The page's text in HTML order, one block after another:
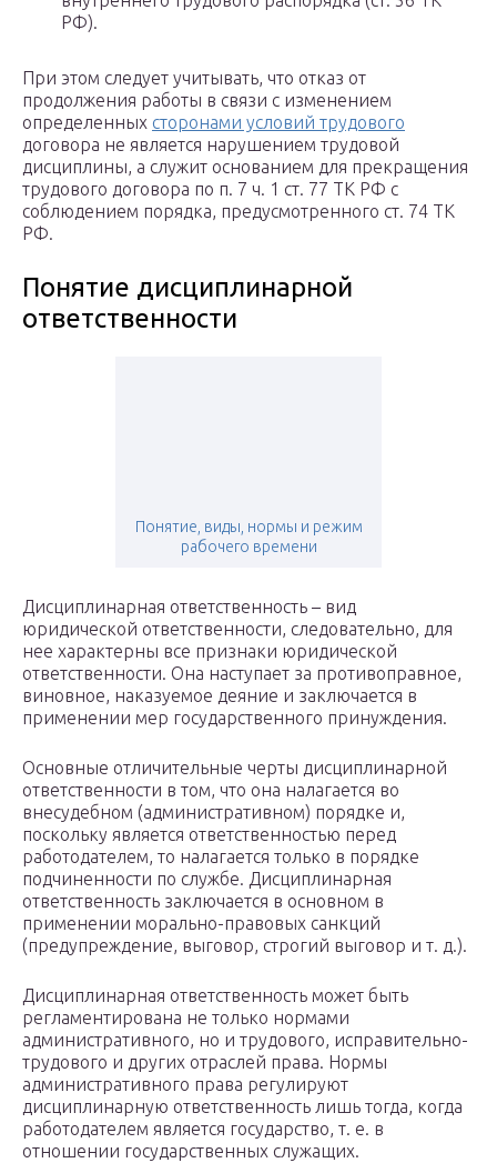
РФ).
При этом следует учитывать, что отказ от
продолжения работы в связи с изменением
определенных сторонами условий трудового
договора не является нарушением трудовой
дисциплины, а служит основанием для прекращения
трудового договора по п. 7 ч. 1 ст. 77 ТК РФ с
соблюдением порядка, предусмотренного ст. 74 ТК
РФ.
Понятие дисциплинарной
ответственности
Понятие, виды, нормы и режим
рабочего времени
Дисциплинарная ответственность – вид
юридической ответственности, следовательно, для
нее характерны все признаки юридической
ответственности. Она наступает за противоправное,
виновное, наказуемое деяние и заключается в
применении мер государственного принуждения.
Основные отличительные черты дисциплинарной
ответственности в том, что она налагается во
внесудебном (административном) порядке и,
поскольку является ответственностью перед
работодателем, то налагается только в порядке
подчиненности по службе. Дисциплинарная
ответственность заключается в основном в
применении морально-правовых санкций
(предупреждение, выговор, строгий выговор и т. д.).
Дисциплинарная ответственность может быть
регламентирована не только нормами
административного, но и трудового, исправительно-
трудового и других отраслей права. Нормы
административного права регулируют
дисциплинарную ответственность лишь тогда, когда
работодателем является государство, т. е. в
отношении государственных служащих.